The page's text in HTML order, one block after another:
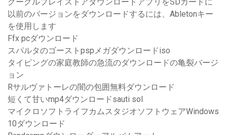
グーグルプレイストアダウンロードアプリをSDカードに
以前のバージョンをダウンロードするには、Abletonキー
を使用します
Ffx pcダウンロード
スパルタのゴーストpspメガダウンロードiso
タイピングの家庭教師の急流のダウンロードの亀裂バージ
ョン
Rサルヴァトーレの闇の包囲無料ダウンロード
短くて甘いmp4ダウンロードsauti sol
マイクロソフトライフカムスタジオソフトウェアWindows
10ダウンロード